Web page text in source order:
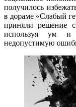
получилось
в дораме «Слабый
приняли решение
используя ум и
недопустимую